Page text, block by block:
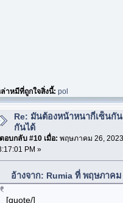
ล่าหมีที่ถูกใจสิ่งนี้:pol
Re: มันต้องหน้าหนากี่เซ็นกั
กันได้
ตอบกลับ #10 เมื่อ: พฤษภาคม 26,
PM »
อ้างจาก: Rumia ที่ พฤษภาคม
[quote/]